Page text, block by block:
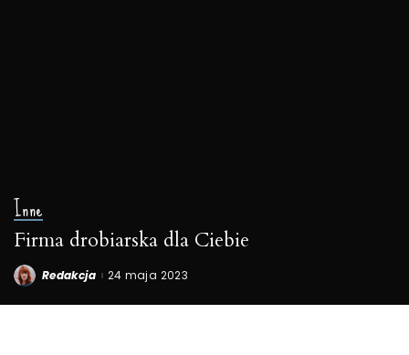
Inne
Firma drobiarska dla Ciebie
Posted
Redakcja 24 maja 2023